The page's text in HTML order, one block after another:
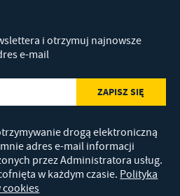
i otrzymuj najnowsze
e-mail
drogą elektroniczną
adres e-mail informacji
przez Administratora usług.
w każdym czasie. Polityka